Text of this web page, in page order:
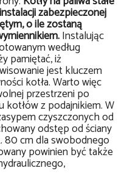
zabezpieczonej
o ile zostaną
Instalując
według
pamiętać, iż
jest kluczem
kotła. Warto więc
przestrzeni po
kotłów z podajnikiem. W
czyszczonych od
odstęp od ściany
80 cm dla swobodnego
powinien być także